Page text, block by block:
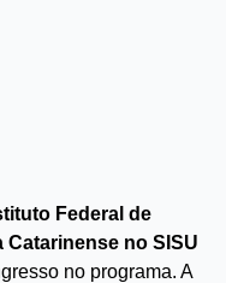
Federal de
Catarinense no SISU
no programa. A